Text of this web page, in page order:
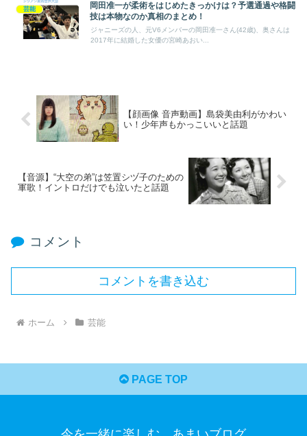
芸能
岡田准一が柔術をはじめたきっかけは？予選通過や格闘
技は本物なのか真相のまとめ！
ジャニーズの人、元V6メンバーの岡田准一さん(42歳)、奥さんは
2017年に結婚した女優の宮崎あおい...
【顔画像 音声動画】島袋美由利がかわい
い！少年声もかっこいいと話題
【音源】“大空の弟”は笠置シヅ子のための
軍歌！イントロだけでも泣いたと話題
コメント
コメントを書き込む
ホーム 芸能
PAGE TOP